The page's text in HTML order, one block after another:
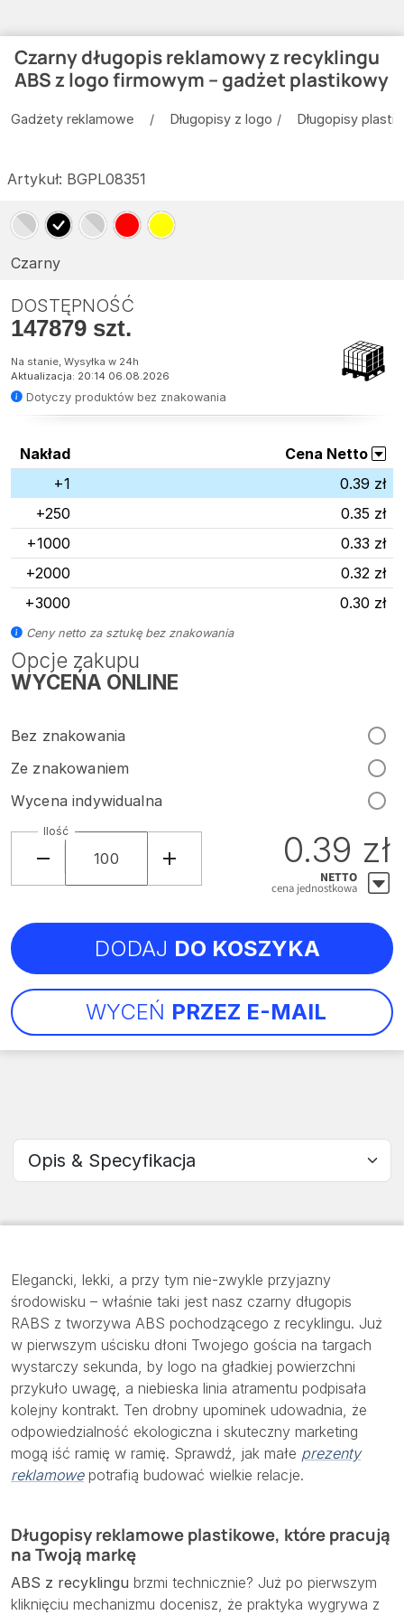
Czarny długopis reklamowy z recyklingu
ABS z logo firmowym – gadżet plastikowy
Elegancki, lekki, a przy tym nie-zwykle przyjazny
środowisku – właśnie taki jest nasz czarny długopis
RABS z tworzywa ABS pochodzącego z recyklingu. Już
w pierwszym uścisku dłoni Twojego gościa na targach
wystarczy sekunda, by logo na gładkiej powierzchni
przykuło uwagę, a niebieska linia atramentu podpisała
kolejny kontrakt. Ten drobny upominek udowadnia, że
odpowiedzialność ekologiczna i skuteczny marketing
mogą iść ramię w ramię. Sprawdź, jak małe prezenty
reklamowepotrafią budować wielkie relacje.
Długopisy reklamowe plastikowe, które pracują
na Twoją markę
ABS z recyklingu brzmi technicznie? Już po pierwszym
kliknięciu mechanizmu docenisz, że praktyka wygrywa z
Wybierz sekcję
Gadżety reklamowe Długopisy z logo Długopisy
Artykuł: BGPL08351
Czarny
DOSTĘPNOŚĆ
147879 szt.
Na stanie, Wysyłka w 24h
Aktualizacja: 20:14 06.08.2026
Dotyczy produktów bez znakowania
Opcje zakupu
WYCEŃA ONLINE
Bez znakowania
Ze znakowaniem
Wycena indywidualna
Nakład
Cena Netto
+1
0.39 zł
+250
0.35 zł
+1000
0.33 zł
+2000
0.32 zł
+3000
0.30 zł
Ceny netto za sztukę bez znakowania
Ilość 0.39 zł
NETTO
cena jednostkowa
WYCEŃ PRZEZ E-MAIL
DODAJ DO KOSZYKA